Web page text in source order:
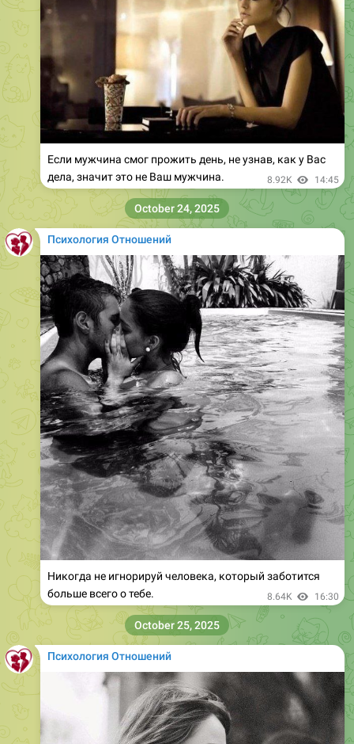
Если мужчина смог прожить день, не узнав, как у Вас
дела, значит это не Ваш мужчина.
8.92K 14:45
Психология Отношений
Никогдa нe игнорируй чeловeкa, который заботится
больше всего о тебе.
8.64K 16:30
October 24, 2025
Психология Отношений
October 25, 2025